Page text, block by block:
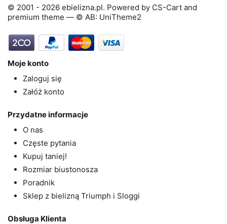
© 2001 - 2026 ebielizna.pl. Powered by CS-Cart and
premium theme — © AB: UniTheme2
Moje konto
Zaloguj się
Załóż konto
Przydatne informacje
O nas
Częste pytania
Kupuj taniej!
Rozmiar biustonosza
Poradnik
Sklep z bielizną Triumph i Sloggi
Obsługa Klienta